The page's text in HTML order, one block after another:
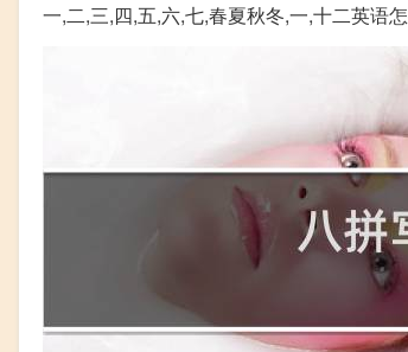
一,二,三,四,五,六,七,春夏秋冬,一,十二英语